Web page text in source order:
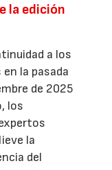
la edición
a los
la pasada
de 2025
los
la
del